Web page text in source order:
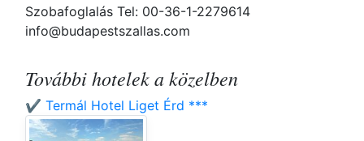
Szobafoglalás Tel: 00-36-1-2279614
info@budapestszallas.com
További hotelek a közelben
✔️ Termál Hotel Liget Érd ***